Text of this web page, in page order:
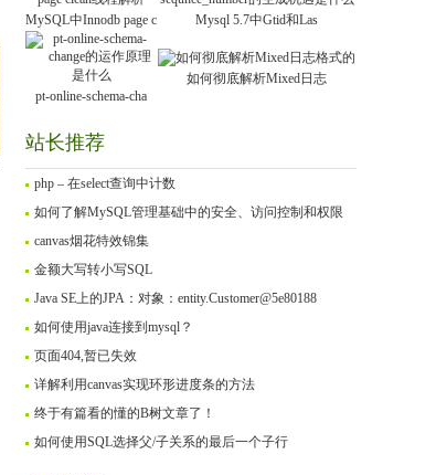
MySQL中Innodb page c Mysql 5.7中Gtid和Las
pt-online-schema-cha
如何彻底解析Mixed日志
站长推荐
php – 在select查询中计数
如何了解MySQL管理基础中的安全、访问控制和权限
canvas烟花特效锦集
金额大写转小写SQL
Java SE上的JPA：对象：entity.Customer@5e80188
如何使用java连接到mysql？
页面404,暂已失效
详解利用canvas实现环形进度条的方法
终于有篇看的懂的B树文章了！
如何使用SQL选择父/子关系的最后一个子行